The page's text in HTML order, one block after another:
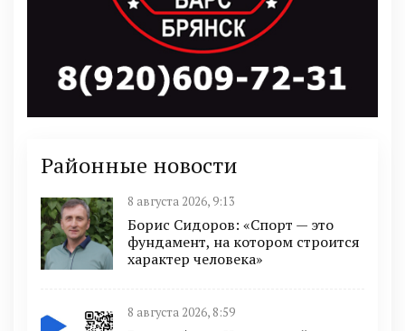
Районные новости
8 августа 2026, 9:13
Борис Сидоров: «Спорт — это
фундамент, на котором строится
характер человека»
8 августа 2026, 8:59